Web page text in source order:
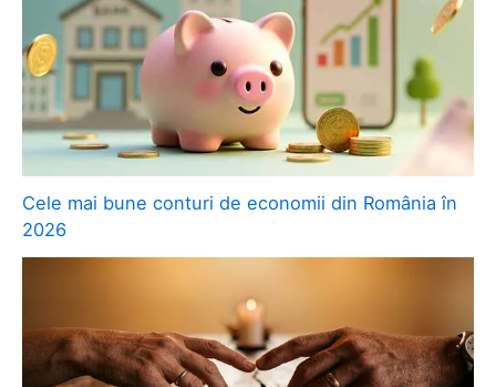
Cele mai bune conturi de economii din România în
2026